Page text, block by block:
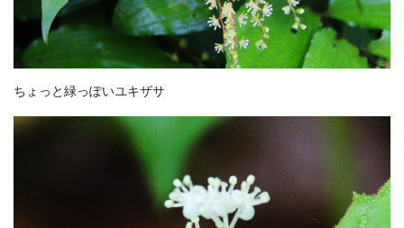
ちょっと緑っぽいユキザサ